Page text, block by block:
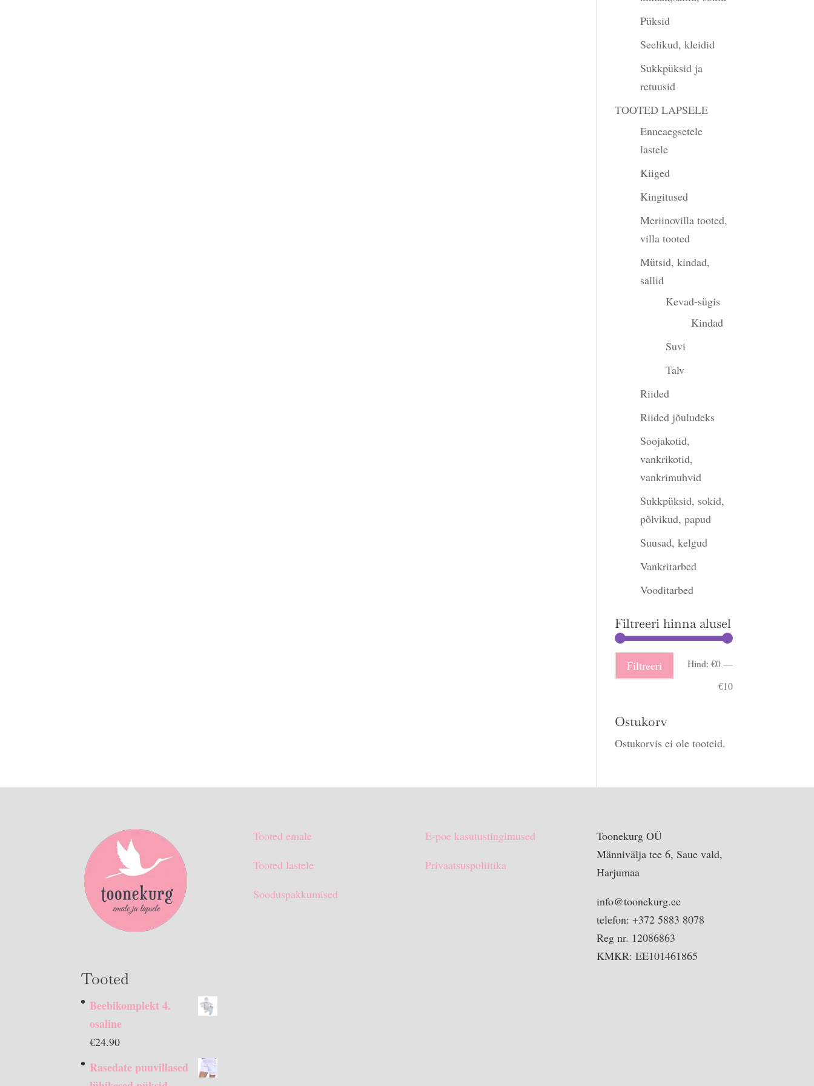
Püksid
Seelikud, kleidid
Sukkpüksid ja
retuusid
TOOTED LAPSELE
Enneaegsetele
lastele
Kiiged
Kingitused
Meriinovilla tooted,
villa tooted
Mütsid, kindad,
sallid
Kevad-sügis
Kindad
Suvi
Talv
Riided
Riided jõuludeks
Soojakotid,
vankrikotid,
vankrimuhvid
Sukkpüksid, sokid,
põlvikud, papud
Suusad, kelgud
Vankritarbed
Vooditarbed
Filtreeri hinna alusel
Minimaalne
hind
Maksimaalne
hind
Filtreeri Hind: €0—
€10
Ostukorv
Ostukorvis ei ole tooteid.
Tooted
Beebikomplekt 4.
osaline
€24.90
Rasedate puuvillased
Tooted emale
Tooted lastele
Sooduspakkumised
E-poe kasutustingimused
Privaatsuspoliitika
Toonekurg OÜ
Männivälja tee 6, Saue vald,
Harjumaa
info@toonekurg.ee
telefon: +372 5883 8078
Reg nr. 12086863
KMKR: EE101461865